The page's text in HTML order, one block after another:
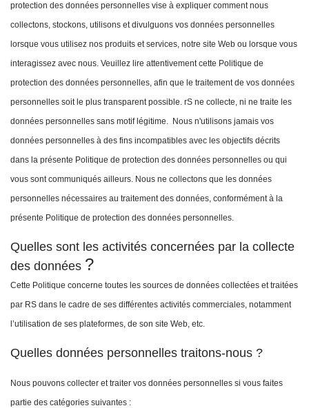
protection des données personnelles vise à expliquer comment nous
collectons, stockons, utilisons et divulguons vos données personnelles
lorsque vous utilisez nos produits et services, notre site Web ou lorsque vous
interagissez avec nous. Veuillez lire attentivement cette Politique de
protection des données personnelles, afin que le traitement de vos données
personnelles soit le plus transparent possible. rS ne collecte, ni ne traite les
données personnelles sans motif légitime. Nous n'utilisons jamais vos
données personnelles à des fins incompatibles avec les objectifs décrits
dans la présente Politique de protection des données personnelles ou qui
vous sont communiqués ailleurs. Nous ne collectons que les données
personnelles nécessaires au traitement des données, conformément à la
présente Politique de protection des données personnelles.
Quelles sont les activités concernées par la collecte
des données ?
Cette Politique concerne toutes les sources de données collectées et traitées
par RS dans le cadre de ses différentes activités commerciales, notamment
l’utilisation de ses plateformes, de son site Web, etc.
Quelles données personnelles traitons-nous ?
Nous pouvons collecter et traiter vos données personnelles si vous faites
partie des catégories suivantes :